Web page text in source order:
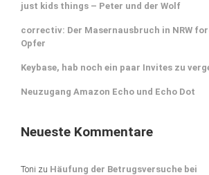
just kids things – Peter und der Wolf
correctiv: Der Masernausbruch in NRW
Opfer
Keybase, hab noch ein paar Invites zu
Neuzugang Amazon Echo und Echo Dot
Neueste Kommentare
Toni zu Häufung der Betrugsversuche bei